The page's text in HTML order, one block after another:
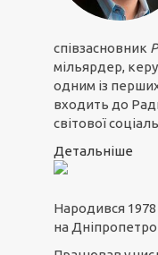
співзасновник
мільярдер,
одним із
входить до
світової
Детальніше
Народився
на